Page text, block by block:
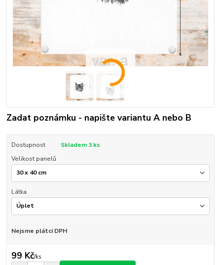
Zadat poznámku - napište variantu A nebo B
Dostupnost
Skladem 3 ks
Velikost panelů
Látka
Nejsme plátci DPH
99 Kč/ks